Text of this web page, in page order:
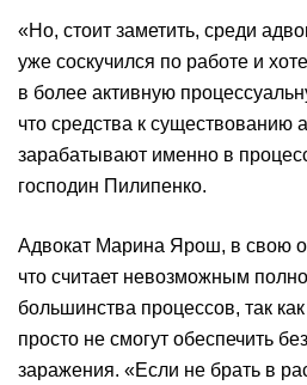
«Но, стоит заметить, среди
уже соскучился по работе и
в более активную
что средства к существованию
зарабатывают именно в
господин Пилипенко.
Адвокат Марина Ярош, в свою
что считает невозможным
большинства процессов, так
просто не смогут обеспечить
заражения. «Если не брать в